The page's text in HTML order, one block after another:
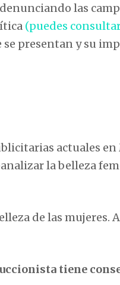
las
(puedes
presentan y su
actuales
la belleza
de las mujeres.
tiene